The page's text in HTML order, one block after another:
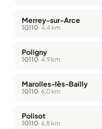
Merrey-sur-Arce
10110· 4,4 km
Poligny
10110· 4,9 km
Marolles-lès-Bailly
10110· 6,0 km
Polisot
10110· 6,8 km